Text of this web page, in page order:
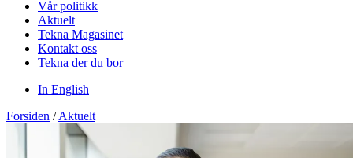
Vår politikk
Aktuelt
Tekna Magasinet
Kontakt oss
Tekna der du bor
In English
Forsiden / Aktuelt